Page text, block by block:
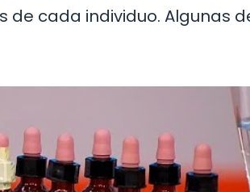
de cada individuo. Algunas